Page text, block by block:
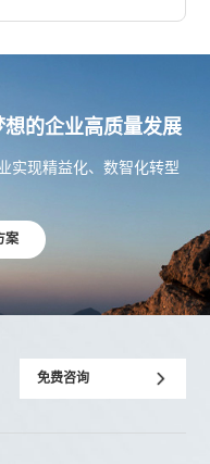
的企业高质量发展
实现精益化、数智化转型
案
免费咨询